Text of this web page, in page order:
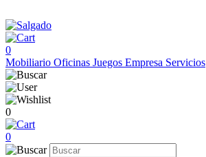
0
Mobiliario Oficinas Juegos Empresa Servicios
0
0